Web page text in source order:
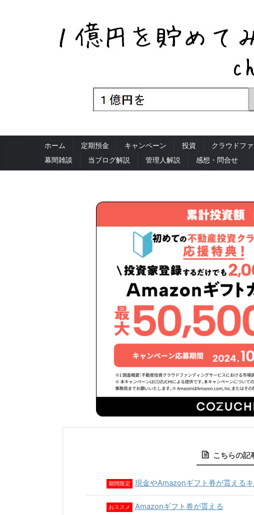
ホーム 定期預金 キャンペーン 投資 クラウドフ
幕間雑談
当ブログ解説 管理人解説 感想・問合せ
こちらの記
期間限定 現金やAmazonギフト券が貰える
おススメ Amazonギフト券が貰える